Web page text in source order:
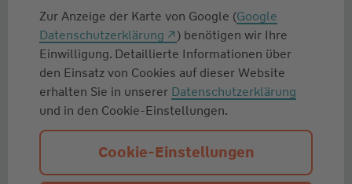
Zur Anzeige der Karte von Google (Google
Datenschutzerklärung
) benötigen wir Ihre
Einwilligung. Detaillierte Informationen über
den Einsatz von Cookies auf dieser Website
erhalten Sie in unserer Datenschutzerklärung
und in den Cookie-Einstellungen.
Cookie-Einstellungen